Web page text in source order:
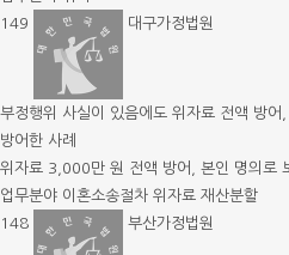
149
대구가정법원
부정행위 사실이 있음에도 위자료 전액 방
방어한 사례
위자료 3,000만 원 전액 방어, 본인 명의로
업무분야 이혼소송절차 위자료 재산분할
148
부산가정법원